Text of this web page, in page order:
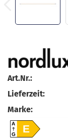
Art.Nr.:
Lieferzeit:
Marke:
A
GE